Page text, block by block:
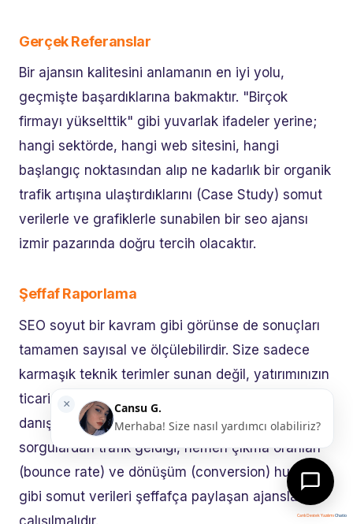
Gerçek Referanslar
Bir ajansın kalitesini anlamanın en iyi yolu,
geçmişte başardıklarına bakmaktır. "Birçok
firmayı yükselttik" gibi yuvarlak ifadeler yerine;
hangi sektörde, hangi web sitesini, hangi
başlangıç noktasından alıp ne kadarlık bir organik
trafik artışına ulaştırdıklarını (Case Study) somut
verilerle ve grafiklerle sunabilen bir seo ajansı
izmir pazarında doğru tercih olacaktır.
Şeffaf Raporlama
SEO soyut bir kavram gibi görünse de sonuçları
tamamen sayısal ve ölçülebilirdir. Size sadece
karmaşık teknik terimler sunan değil, yatırımınızın
ticari geri dönüşünü (ROI) anlatan bir seo
danışmanlığı modeli aramalısınız. Hangi
sorgulardan trafik geldiği, hemen çıkma oranları
(bounce rate) ve dönüşüm (conversion) hunileri
gibi somut verileri şeffafça paylaşan ajanslarla
çalışılmalıdır.
Canlı Destek YazılımıChatio